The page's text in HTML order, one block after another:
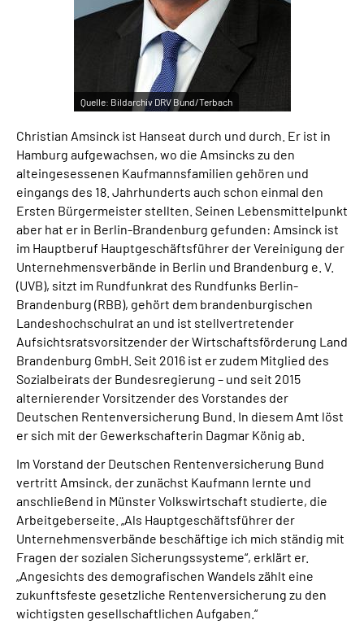
Mein Kundenportal
Quelle: Bildarchiv DRV Bund/Terbach
Christian Amsinck ist Hanseat durch und durch. Er ist in
Hamburg aufgewachsen, wo die Amsincks zu den
alteingesessenen Kaufmannsfamilien gehören und
eingangs des 18. Jahrhunderts auch schon einmal den
Ersten Bürgermeister stellten. Seinen Lebensmittelpunkt
aber hat er in Berlin-Brandenburg gefunden: Amsinck ist
im Hauptberuf Hauptgeschäftsführer der Vereinigung der
Unternehmensverbände in Berlin und Brandenburg e. V.
(UVB), sitzt im Rundfunkrat des Rundfunks Berlin-
Brandenburg (RBB), gehört dem brandenburgischen
Landeshochschulrat an und ist stellvertretender
Aufsichtsratsvorsitzender der Wirtschaftsförderung Land
Brandenburg GmbH. Seit 2016 ist er zudem Mitglied des
Sozialbeirats der Bundesregierung – und seit 2015
alternierender Vorsitzender des Vorstandes der
Deutschen Rentenversicherung Bund. In diesem Amt löst
er sich mit der Gewerkschafterin Dagmar König ab.
Im Vorstand der Deutschen Rentenversicherung Bund
vertritt Amsinck, der zunächst Kaufmann lernte und
anschließend in Münster Volkswirtschaft studierte, die
Arbeitgeberseite. „Als Hauptgeschäftsführer der
Unternehmensverbände beschäftige ich mich ständig mit
Fragen der sozialen Sicherungssysteme“, erklärt er.
„Angesichts des demografischen Wandels zählt eine
zukunftsfeste gesetzliche Rentenversicherung zu den
wichtigsten gesellschaftlichen Aufgaben.“